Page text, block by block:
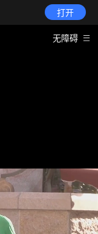
打开
无障碍